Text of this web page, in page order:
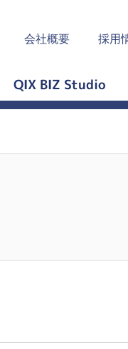
会社概要 採用
QIX BIZ Studio